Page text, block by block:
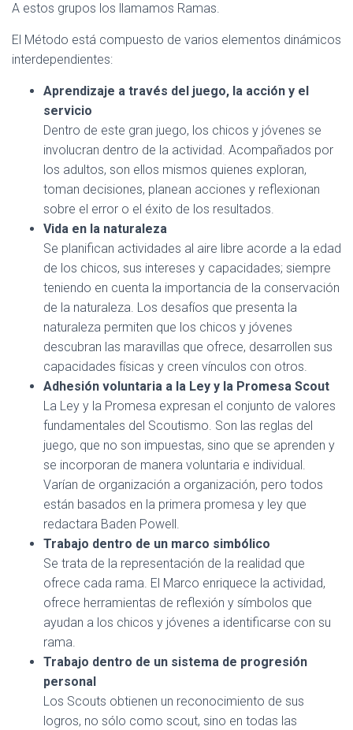
A estos grupos los llamamos Ramas.
El Método está compuesto de varios elementos dinámicos
interdependientes:
Aprendizaje a través del juego, la acción y el
servicio
Dentro de este gran juego, los chicos y jóvenes se
involucran dentro de la actividad. Acompañados por
los adultos, son ellos mismos quienes exploran,
toman decisiones, planean acciones y reflexionan
sobre el error o el éxito de los resultados.
Vida en la naturaleza
Se planifican actividades al aire libre acorde a la edad
de los chicos, sus intereses y capacidades; siempre
teniendo en cuenta la importancia de la conservación
de la naturaleza. Los desafíos que presenta la
naturaleza permiten que los chicos y jóvenes
descubran las maravillas que ofrece, desarrollen sus
capacidades físicas y creen vínculos con otros.
Adhesión voluntaria a la Ley y la Promesa Scout
La Ley y la Promesa expresan el conjunto de valores
fundamentales del Scoutismo. Son las reglas del
juego, que no son impuestas, sino que se aprenden y
se incorporan de manera voluntaria e individual.
Varían de organización a organización, pero todos
están basados en la primera promesa y ley que
redactara Baden Powell.
Trabajo dentro de un marco simbólico
Se trata de la representación de la realidad que
ofrece cada rama. El Marco enriquece la actividad,
ofrece herramientas de reflexión y símbolos que
ayudan a los chicos y jóvenes a identificarse con su
rama.
Trabajo dentro de un sistema de progresión
personal
Los Scouts obtienen un reconocimiento de sus
logros, no sólo como scout, sino en todas las